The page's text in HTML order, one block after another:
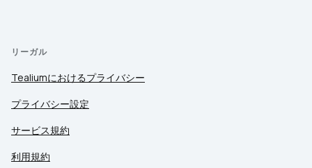
リーガル
Tealiumにおけるプライバシー
プライバシー設定
サービス規約
利用規約